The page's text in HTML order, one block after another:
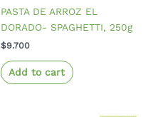
PASTA DE ARROZ EL
DORADO- SPAGHETTI, 250g
$9.700
Add to cart